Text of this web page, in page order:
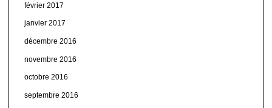
février 2017
janvier 2017
décembre 2016
novembre 2016
octobre 2016
septembre 2016